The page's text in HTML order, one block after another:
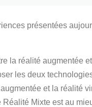
présentées
la réalité augmentée
les deux
et la réalité
Mixte est au